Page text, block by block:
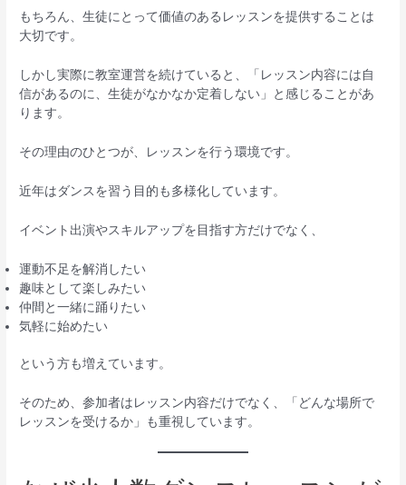
もちろん、生徒にとって価値のあるレッスンを提供することは
大切です。
しかし実際に教室運営を続けていると、「レッスン内容には自
信があるのに、生徒がなかなか定着しない」と感じることがあ
ります。
その理由のひとつが、レッスンを行う環境です。
近年はダンスを習う目的も多様化しています。
イベント出演やスキルアップを目指す方だけでなく、
運動不足を解消したい
趣味として楽しみたい
仲間と一緒に踊りたい
気軽に始めたい
という方も増えています。
そのため、参加者はレッスン内容だけでなく、「どんな場所で
レッスンを受けるか」も重視しています。